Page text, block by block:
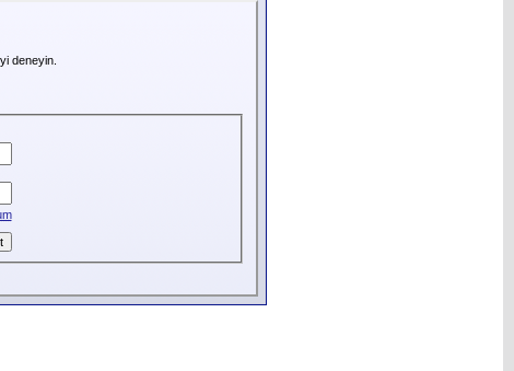
deneyin.